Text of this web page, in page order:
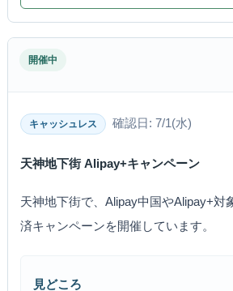
開催中
キャッシュレス 確認日: 7/1(水)
天神地下街 Alipay+キャンペーン
天神地下街で、Alipay中国やAlipay+対
済キャンペーンを開催しています。
見どころ